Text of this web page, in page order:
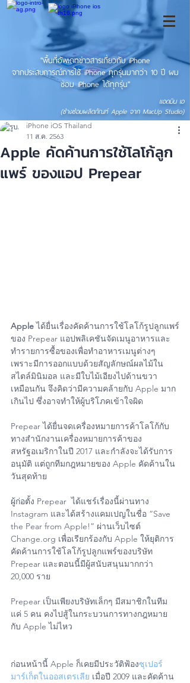
"พื้นที่อัพเดทข่าวสารเกี่ยวกับ iPhone
จากประสบการณ์การใช้ iPhone ทุกรุ่นมากว่า 10 ปี ผม
ซ่อม iPhone ได้ทุกรุ่น"
แอดมิน เอ
(ช่างซ่อมผลิตภัณฑ์ Apple จาก MacUp Studio)
Apple คัดค้านการใช้โลโก้ลูก
แพร์ ของแอป Prepear
iPhone iOS Thailand
11 ส.ค. 2563
Apple ได้ยื่นเรื่องคัดค้านการใช้โลโก้รูปลูกแพร์
ของ Prepear แอปพลิเคชันจัดเมนูอาหารและ
ทำรายการซื้อของเพื่อทำอาหารเมนูต่างๆ
เพราะมีการออกแบบด้วยสัญลักษณ์ผลไม้ใน
สไตล์มินิมอล และมีใบไม้เอียงไปด้านขวา
เหมือนกัน จึงคิดว่ามีความคล้ายกับ Apple มาก
เกินไป ซึ่งอาจทำให้ผู้บริโภคเข้าใจผิด
Prepear ได้ยื่นจดเครื่องหมายการค้าโลโก้กับ
ทางสำนักงานเครื่องหมายการค้าของ
สหรัฐอเมริกาในปี 2017 และกำลังจะได้รับการ
อนุมัติ แต่ถูกทีมกฎหมายของ Apple คัดค้านใน
วันสุดท้าย
ผู้ก่อตั้ง Prepear  ได้แชร์เรื่องนี้ผ่านทาง
Instagram และได้สร้างแคมเปญในชื่อ “Save
the Pear from Apple!” ผ่านเว็บไซต์
Change.org เพื่อเรียกร้องกับ Apple ให้ยุติการ
คัดค้านการใช้โลโก้รูปลูกแพร์ของบริษัท
Prepear และตอนนี้มีผู้สนับสนุนมากกว่า
20,000 ราย
Prepear เป็นเพียงบริษัทเล็กๆ มีสมาชิกในทีม
แค่ 5 คน คงไปสู้ในกระบวนการทางกฎหมาย
กับ Apple ไม่ไหว
ก่อนหน้านี้ Apple ก็เคยมีประวัติฟ้องซุเปอร์
มาร์เก็ตในออสเตรเลีย เมื่อปี 2009 และคัดค้าน